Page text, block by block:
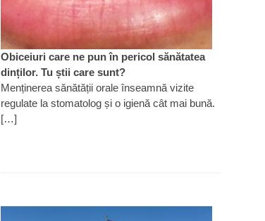
Obiceiuri care ne pun în pericol sănătatea
dinților. Tu știi care sunt?
Menținerea sănătății orale înseamnă vizite
regulate la stomatolog și o igienă cât mai bună.
[…]